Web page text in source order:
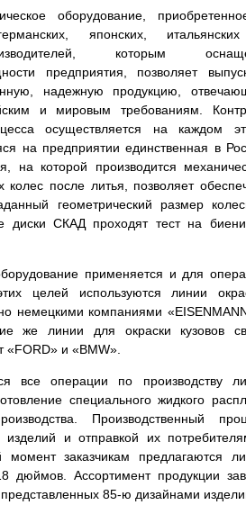
оборудование,
японских,
которым
предприятия, позволяет
надежную продукцию,
и мировым требованиям.
осуществляется на каждом
на предприятии единственная в
на которой производится
после литья, позволяет
геометрический размер
диски СКАД проходят тест на
применяется и для
целей используются линии
немецкими компаниями
же линии для окраски кузовов
«FORD» и «BMW».
все операции по производству
специального жидкого
Производственный
изделий и отправкой их
заказчикам предлагаются
дюймов. Ассортимент продукции
85-ю дизайнами